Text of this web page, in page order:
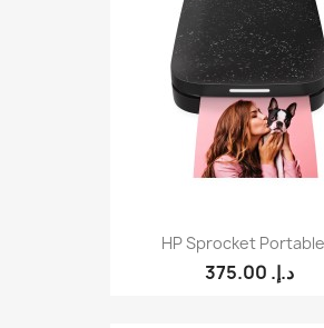
HP Sprocket
375.00 د.إ.‏